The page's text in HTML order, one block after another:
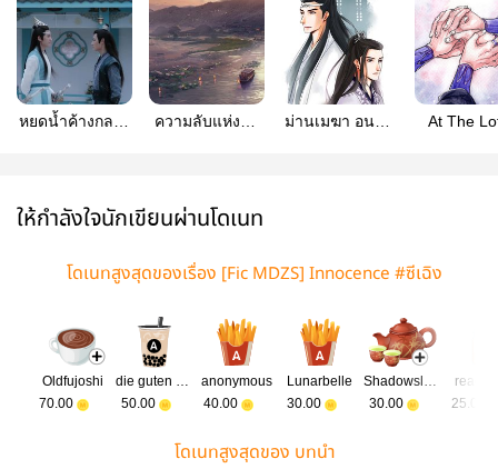
หยดน้ำค้างกลาง
ความลับแห่งท่า
ม่านเมฆา อนธา
At The
ให้กำลังใจนักเขียนผ่านโดเนท
โดเนทสูงสุดของเรื่อง [Fic MDZS] Innocence #ซีเฉิง
Oldfujoshi
70.00
die guten Zeiten
50.00
anonymous
40.00
Lunarbelle
30.00
Shadowsluminous
30.00
25.00
โดเนทสูงสุดของ บทนำ